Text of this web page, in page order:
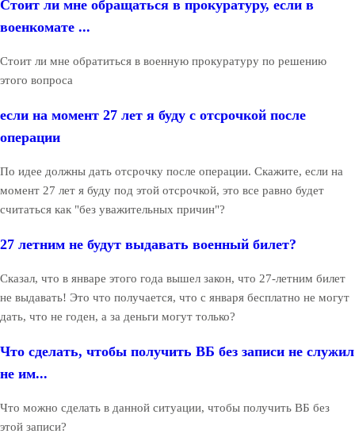
Стоит ли мне обращаться в прокуратуру, если в
военкомате ...
Стоит ли мне обратиться в военную прокуратуру по решению
этого вопроса
если на момент 27 лет я буду с отсрочкой после
операции
По идее должны дать отсрочку после операции. Скажите, если на
момент 27 лет я буду под этой отсрочкой, это все равно будет
считаться как "без уважительных причин"?
27 летним не будут выдавать военный билет?
Сказал, что в январе этого года вышел закон, что 27-летним билет
не выдавать! Это что получается, что с января бесплатно не могут
дать, что не годен, а за деньги могут только?
Что сделать, чтобы получить ВБ без записи не служил
не им...
Что можно сделать в данной ситуации, чтобы получить ВБ без
этой записи?